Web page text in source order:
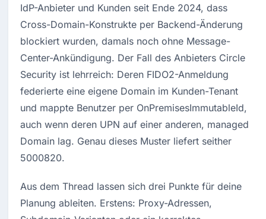
IdP-Anbieter und Kunden seit Ende 2024, dass
Cross-Domain-Konstrukte per Backend-Änderung
blockiert wurden, damals noch ohne Message-
Center-Ankündigung. Der Fall des Anbieters Circle
Security ist lehrreich: Deren FIDO2-Anmeldung
federierte eine eigene Domain im Kunden-Tenant
und mappte Benutzer per OnPremisesImmutableId,
auch wenn deren UPN auf einer anderen, managed
Domain lag. Genau dieses Muster liefert seither
5000820.
Aus dem Thread lassen sich drei Punkte für deine
Planung ableiten. Erstens: Proxy-Adressen,